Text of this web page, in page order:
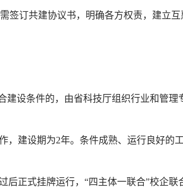
签订共建协议书，明确各方权责，建立
建设条件的，由省科技厅组织行业和管理
，建设期为2年。条件成熟、运行良好的
后正式挂牌运行，“四主体一联合”校企联